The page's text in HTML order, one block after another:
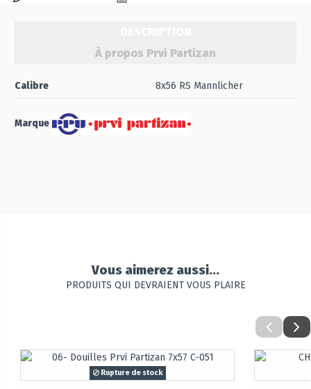
À propos Prvi Partizan
Calibre 8x56 RS Mannlicher
Marque
Vous aimerez aussi...
PRODUITS QUI DEVRAIENT VOUS PLAIRE
Rupture de stock